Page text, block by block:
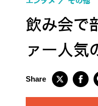
飲み会で
ァー人気